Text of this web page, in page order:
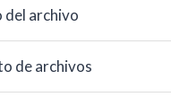
del archivo
de archivos